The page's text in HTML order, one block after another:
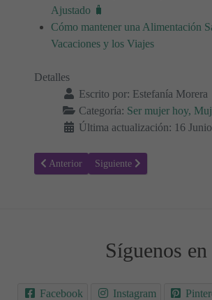
Ajustado 🧳
Cómo mantener una Alimentación
Vacaciones y los Viajes
Detalles
Escrito por: Estefanía Morera
Categoría: Ser mujer hoy,
Última actualización: 16
Artículo anterior: La noche de San Juan
Anterior Artículo siguiente:
Siguiente
Síguenos en
Facebook Instagram